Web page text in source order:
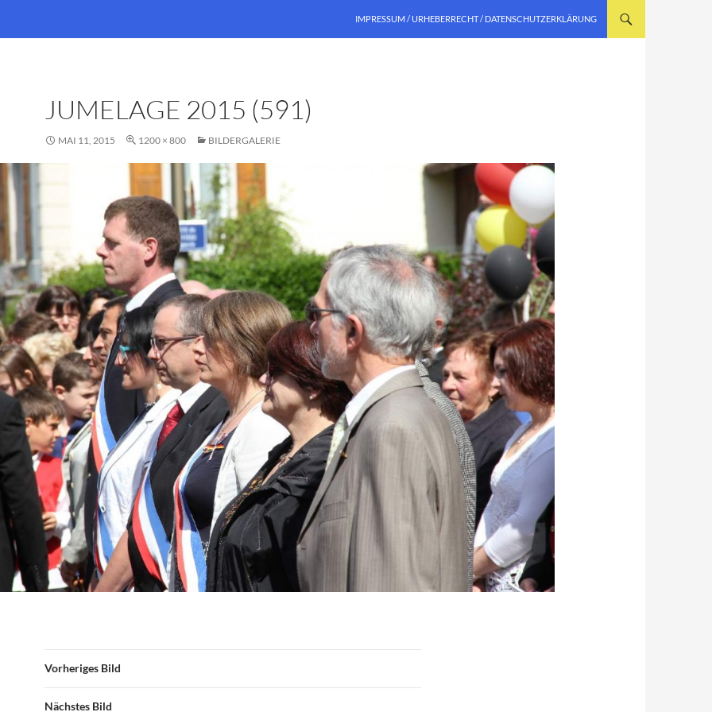
IMPRESSUM / URHEBERRECHT / DATENSCHUTZERKLÄRUNG
JUMELAGE 2015 (591)
MAI 11, 2015 1200 × 800 BILDERGALERIE
Vorheriges Bild
Nächstes Bild